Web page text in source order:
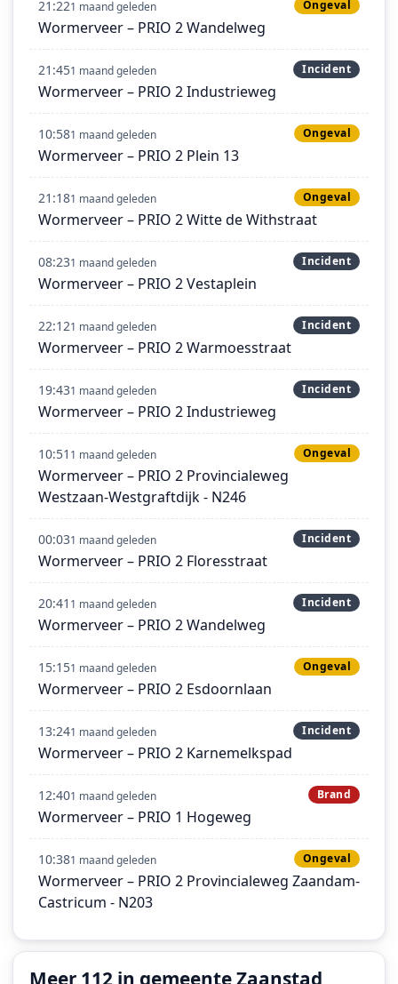
21:221 maand geleden Ongeval
Wormerveer – PRIO 2 Wandelweg
21:451 maand geleden Incident
Wormerveer – PRIO 2 Industrieweg
10:581 maand geleden Ongeval
Wormerveer – PRIO 2 Plein 13
21:181 maand geleden Ongeval
Wormerveer – PRIO 2 Witte de Withstraat
08:231 maand geleden Incident
Wormerveer – PRIO 2 Vestaplein
22:121 maand geleden Incident
Wormerveer – PRIO 2 Warmoesstraat
19:431 maand geleden Incident
Wormerveer – PRIO 2 Industrieweg
10:51 1 maand geleden Ongeval
Wormerveer – PRIO 2 Provincialeweg
Westzaan-Westgraftdijk - N246
00:031 maand geleden Incident
Wormerveer – PRIO 2 Floresstraat
20:41 1 maand geleden Incident
Wormerveer – PRIO 2 Wandelweg
15:151 maand geleden Ongeval
Wormerveer – PRIO 2 Esdoornlaan
13:241 maand geleden Incident
Wormerveer – PRIO 2 Karnemelkspad
12:401 maand geleden Brand
Wormerveer – PRIO 1 Hogeweg
10:381 maand geleden Ongeval
Wormerveer – PRIO 2 Provincialeweg Zaandam-
Castricum - N203
Meer 112 in gemeente Zaanstad